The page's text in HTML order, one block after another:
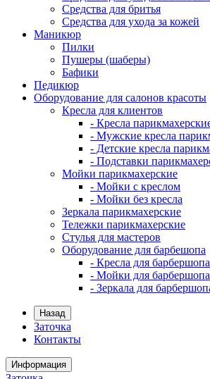
Средства для бритья
Средства для ухода за кожей
Маникюр
Пилки
Пушеры (шаберы)
Бафики
Педикюр
Оборудование для салонов красоты
Кресла для клиентов
- Кресла
- Мужские кресла
- Детские кресла
- Подставки
Мойки парикмахерские
- Мойки с креслом
- Мойки без кресла
Зеркала парикмахерские
Тележки парикмахерские
Стулья для мастеров
Оборудование для барбешопа
- Кресла для барбершопа
- Мойки для барбершопа
- Зеркала для
Назад
Заточка
Контакты
Информация